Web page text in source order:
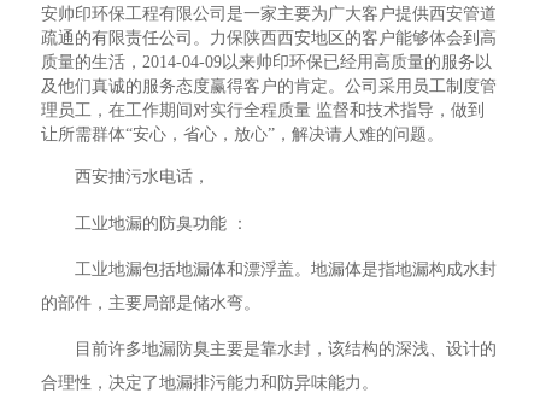
安帅印环保工程有限公司是一家主要为广大客户提供西安管道
疏通的有限责任公司。力保陕西西安地区的客户能够体会到高
质量的生活，2014-04-09以来帅印环保已经用高质量的服务以
及他们真诚的服务态度赢得客户的肯定。公司采用员工制度管
理员工，在工作期间对实行全程质量 监督和技术指导，做到
让所需群体“安心，省心，放心”，解决请人难的问题。
西安抽污水电话，
工业地漏的防臭功能 ：
工业地漏包括地漏体和漂浮盖。地漏体是指地漏构成水封
的部件，主要局部是储水弯。
目前许多地漏防臭主要是靠水封，该结构的深浅、设计的
合理性，决定了地漏排污能力和防异味能力。